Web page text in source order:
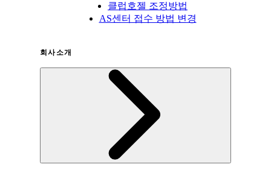
클럽호젤 조정방법
AS센터 접수 방법 변경
회사소개